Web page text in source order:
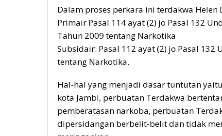
Dalam proses perkara ini terdakwa
Primair Pasal 114 ayat (2) jo Pasal 132
Tahun 2009 tentang Narkotika
Subsidair: Pasal 112 ayat (2) jo Pasal
tentang Narkotika.
Hal-hal yang menjadi dasar tuntutan
kota Jambi, perbuatan Terdakwa
pemberatasan narkoba, perbuatan
dipersidangan berbelit-belit dan tidak